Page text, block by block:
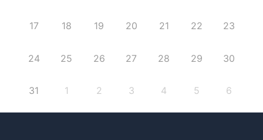
17 18 19 20 21 22 23
24 25 26 27 28 29 30
31 1 2 3 4 5 6